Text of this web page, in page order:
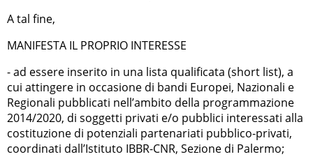
A tal fine,
MANIFESTA IL PROPRIO INTERESSE
- ad essere inserito in una lista qualificata (short list), a
cui attingere in occasione di bandi Europei, Nazionali e
Regionali pubblicati nell’ambito della programmazione
2014/2020, di soggetti privati e/o pubblici interessati alla
costituzione di potenziali partenariati pubblico-privati,
coordinati dall’Istituto IBBR-CNR, Sezione di Palermo;